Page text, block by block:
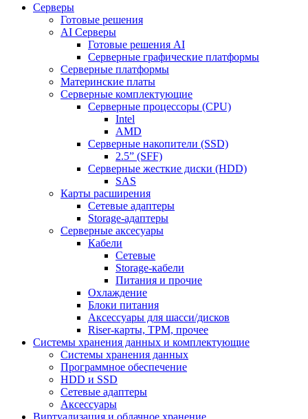
Cерверы
Готовые решения
AI Серверы
Готовые решения AI
Серверные графические платформы
Серверные платформы
Материнские платы
Серверные комплектующие
Серверные процессоры (CPU)
Intel
AMD
Серверные накопители (SSD)
2.5” (SFF)
Серверные жесткие диски (HDD)
SAS
Карты расширения
Сетевые адаптеры
Storage-адаптеры
Серверные аксесуары
Кабели
Сетевые
Storage-кабели
Питания и прочие
Охлаждение
Блоки питания
Аксессуары для шасси/дисков
Riser-карты, TPM, прочее
Системы хранения данных и комплектующие
Системы хранения данных
Программное обеспечение
HDD и SSD
Сетевые адаптеры
Аксессуары
Виртуализация и облачное хранение